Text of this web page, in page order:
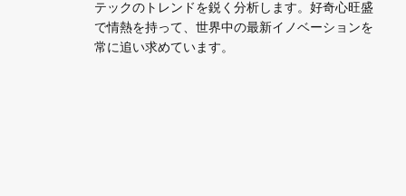
テックのトレンドを鋭く分析します。好奇心旺盛
で情熱を持って、世界中の最新イノベーションを
常に追い求めています。